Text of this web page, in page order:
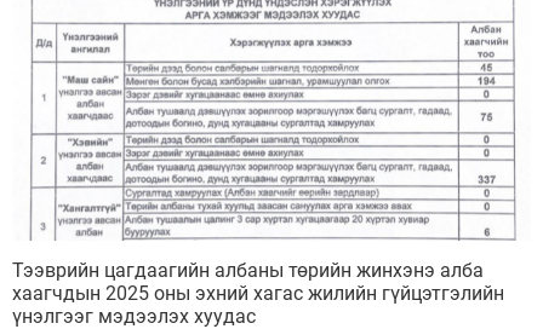
Тээврийн цагдаагийн албаны төрийн жинхэнэ алба
хаагчдын 2025 оны эхний хагас жилийн гүйцэтгэлийн
үнэлгээг мэдээлэх хуудас